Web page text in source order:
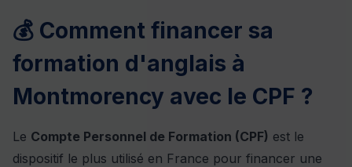
💰 Comment financer sa
formation d'anglais à
Montmorency avec le CPF ?
Le Compte Personnel de Formation (CPF) est le
dispositif le plus utilisé en France pour financer une